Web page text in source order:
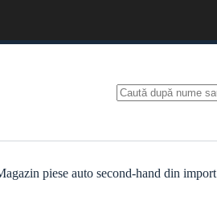
piese auto second-hand din import